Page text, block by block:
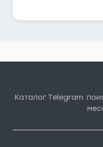
Каталог Telegram: